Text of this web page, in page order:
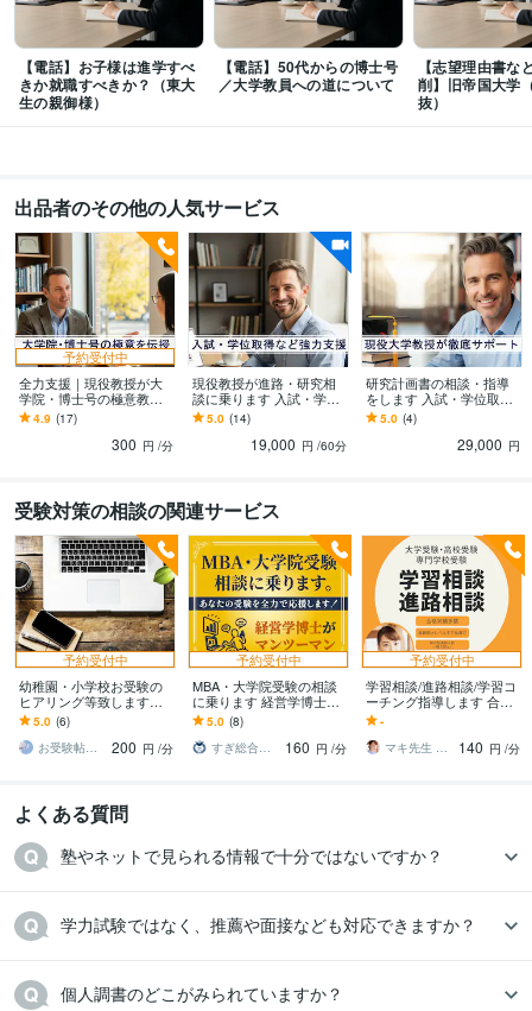
会、ランチョンセミナー
日本心臓リハビリテーション学会学術集会 シンポ
学生野球連盟 春季リーグ戦 優秀選手賞
資格・検定
中学校教諭免許
高等学校教諭免許 取得年 : 2000年
Excel:25年Google サイト:18年 PowerPoint:25年
Adobe Photoshop:24年
iMovie:3年Adobe Illustrator:21年
得意分野
学習指導・資格・キャリア相談
【学生・研究者向け】学術・キャリア相談
【社会人向け】リーダー・マネジメント 【心理的サポート】お悩み・愚
痴の傾聴 【雑談・話し相手】気軽にフリートーク
【健康・美活】運動・
筋トレ相談 【スキルアップ】人前で話すコツ
健康 キャリア 仕事 美容 悩み 相談 筋トレ 大学 学生
国公立大学 2003年3月 ~ 2007年2月
語学力
英語 日常会話レベル
【電話】お子様は進学すべ
きか就職すべきか？（東大
生の親御様）
【電話】50代からの博士号
／大学教員への道について
【志望理由書な
削】旧帝国大学
抜）
出品者のその他の人気サービス
予約受付中
全力支援｜現役教授が大
学院・博士号の極意教え
ます ⭐️【脱・失敗】現役
教授が学部とは異なる重
4.9 (17)
300 円 /分
現役教授が進路・研究相
談に乗ります 入試・学位
取得など人生の岐路を教
授が強力支援
5.0 (14)
19,000 円 /60分
研究計画書の相談・指導
をします 入試・学位取得
など人生の岐路を教授が
強力支援
5.0 (4)
29,000 円
受験対策の相談の関連サービス
予約受付中
幼稚園・小学校お受験の
ヒアリング等致します
【願書作成の為のヒアリ
ングをお電話で】
5.0 (6)
お受験帖とおしたく帖
200 円 /分
予約受付中
MBA・大学院受験の相談
に乗ります 経営学博士が
マンツーマンでMBA・院
試受験の相談に乗りま
す。
5.0 (8)
すぎ総合研究所
160 円 /分
予約受付中
学習相談/進路相談/学習コ
ーチング指導します 合格
実績多数指導歴26年トッ
プ講師が的確なアドバイ
スします！
-
マキ先生 大学受験指導歴26年プロ講師
140 円 /分
よくある質問
塾やネットで見られる情報で十分ではないですか？
学力試験ではなく、推薦や面接なども対応できますか？
個人調書のどこがみられていますか？